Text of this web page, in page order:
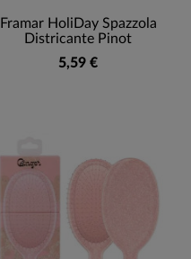
Framar HoliDay Spazzola
Districante Pinot
5,59 €